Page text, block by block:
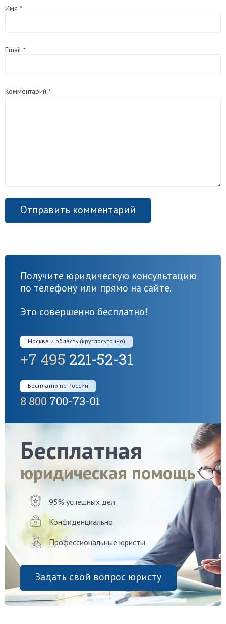
Имя *
Email *
Комментарий *
Получите юридическую консультацию
по телефону или прямо на сайте.
Это совершенно бесплатно!
Москва и область (круглосуточно)
+7 495 221-52-31
Бесплатно по России
8 800 700-73-01
Бесплатная
юридическая помощь
95% успешных дел
Конфиденциально
Профессиональные юристы
Задать свой вопрос юристу